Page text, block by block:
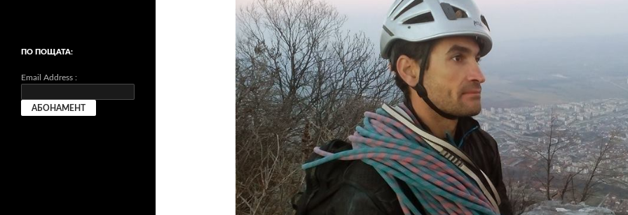
ПО ПОЩАТА:
Email Address :